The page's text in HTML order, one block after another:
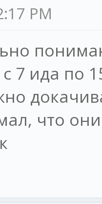
PM
с 7 ида по
что